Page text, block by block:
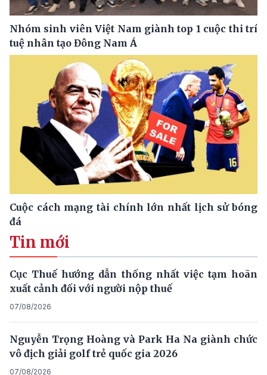
Nhóm sinh viên Việt Nam giành top 1 cuộc thi trí
tuệ nhân tạo Đông Nam Á
Cuộc cách mạng tài chính lớn nhất lịch sử bóng
đá
Tin mới
Cục Thuế hướng dẫn thống nhất việc tạm hoãn
xuất cảnh đối với người nộp thuế
07/08/2026
Nguyễn Trọng Hoàng và Park Ha Na giành chức
vô địch giải golf trẻ quốc gia 2026
07/08/2026